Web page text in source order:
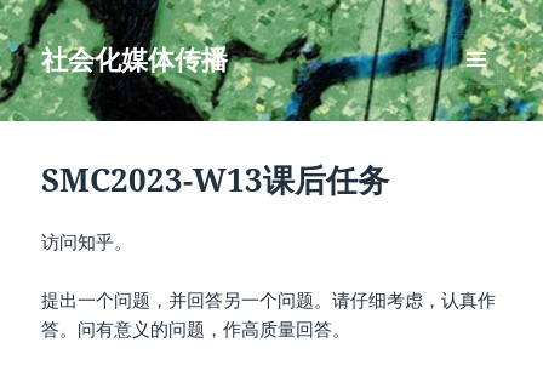
社会化媒体传播
菜单和
挂件
SMC2023-W13课后任务
访问知乎。
提出一个问题，并回答另一个问题。请仔细考虑，认真作
答。问有意义的问题，作高质量回答。